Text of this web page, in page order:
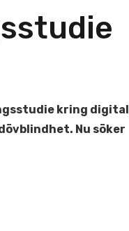
kring digital
Nu söker